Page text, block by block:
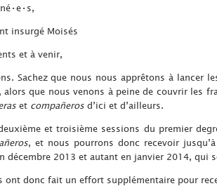
insurgé Moisés
et à venir,
Sachez que nous nous apprêtons à lancer
alors que nous venons à peine de couvrir les
et compañerosd’ici et d’ailleurs.
et troisième sessions du premier
, et nous pourrons donc recevoir
décembre 2013 et autant en janvier 2014, qui
ont donc fait un effort supplémentaire pour